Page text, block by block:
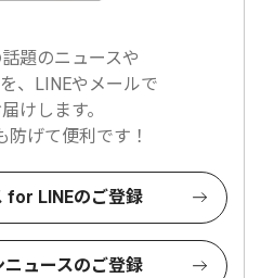
題のニュースや
、LINEやメールで
けします。
防げて便利です！
for LINEのご登録
ュースのご登録